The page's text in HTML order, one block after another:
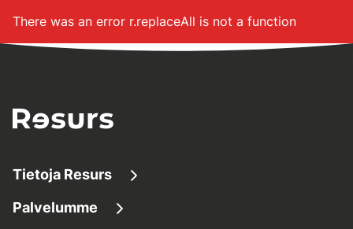
There was an error r.replaceAll is not a function
Tietoja Resurs
Tietoa meistä
Palvelumme